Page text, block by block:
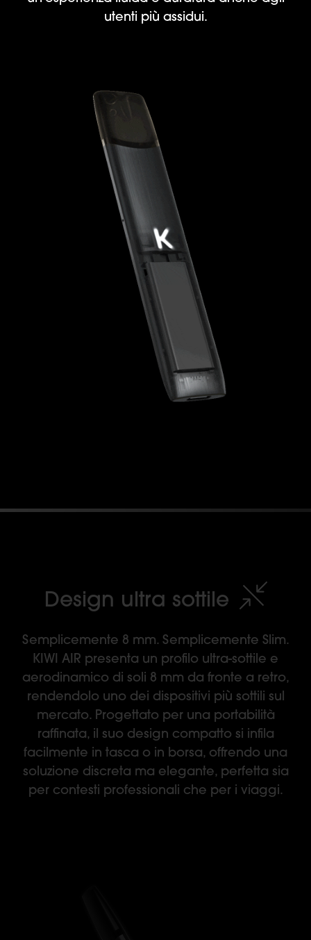
utenti più assidui.
Design ultra sottile
Semplicemente 8 mm. Semplicemente Slim.
KIWI AIR presenta un profilo ultra-sottile e
aerodinamico di soli 8 mm da fronte a retro,
rendendolo uno dei dispositivi più sottili sul
mercato. Progettato per una portabilità
raffinata, il suo design compatto si infila
facilmente in tasca o in borsa, offrendo una
soluzione discreta ma elegante, perfetta sia
per contesti professionali che per i viaggi.